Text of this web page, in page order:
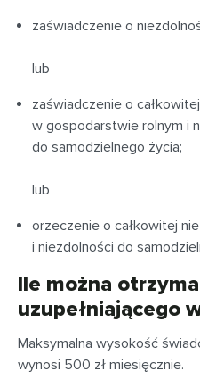
zaświadczenie o
lub
zaświadczenie o
w gospodarstwie rolnym i
do samodzielnego życia;
lub
orzeczenie o całkowitej
i niezdolności do
Ile można
uzupełniającego
Maksymalna wysokość
wynosi 500 zł miesięcznie.